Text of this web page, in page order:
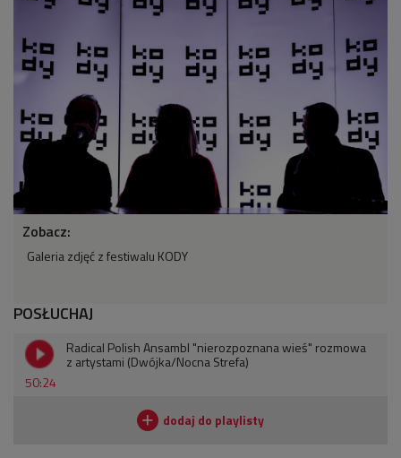
Zobacz:
Galeria zdjęć z festiwalu KODY
POSŁUCHAJ
50:24
Radical Polish Ansambl "nierozpoznana wieś" rozmowa
z artystami (Dwójka/Nocna Strefa)